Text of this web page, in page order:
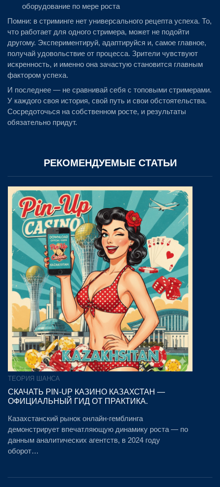
оборудование по мере роста
Помни: в стриминге нет универсального рецепта успеха. То,
что работает для одного стримера, может не подойти
другому. Экспериментируй, адаптируйся и, самое главное,
получай удовольствие от процесса. Зрители чувствуют
искренность, и именно она зачастую становится главным
фактором успеха.
И последнее — не сравнивай себя с топовыми стримерами.
У каждого своя история, свой путь и свои обстоятельства.
Сосредоточься на собственном росте, и результаты
обязательно придут.
РЕКОМЕНДУЕМЫЕ СТАТЬИ
ТЕОРИЯ ШАНСА
СКАЧАТЬ PIN-UP КАЗИНО КАЗАХСТАН —
ОФИЦИАЛЬНЫЙ ГИД ОТ ПРАКТИКА.
Казахстанский рынок онлайн-гемблинга
демонстрирует впечатляющую динамику роста — по
данным аналитических агентств, в 2024 году
оборот…